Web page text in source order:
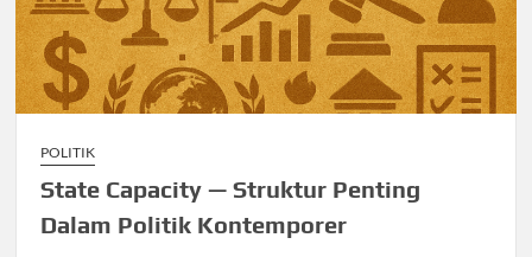
POLITIK
State Capacity — Struktur Penting
Dalam Politik Kontemporer